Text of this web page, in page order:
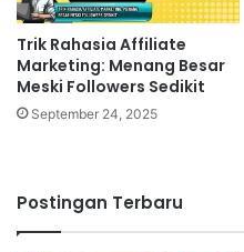
Trik Rahasia Affiliate
Marketing: Menang Besar
Meski Followers Sedikit
September 24, 2025
Postingan Terbaru